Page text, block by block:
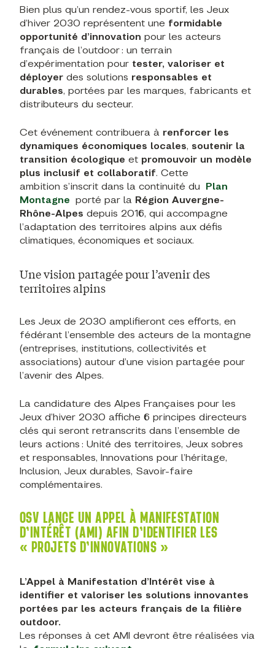
Bien plus qu’un rendez-vous sportif, les Jeux
d’hiver 2030 représentent une formidable
opportunité d’innovation pour les acteurs
français de l’outdoor : un terrain
d’expérimentation pour tester, valoriser et
déployer des solutions responsables et
durables, portées par les marques, fabricants et
distributeurs du secteur.
Cet événement contribuera à renforcer les
dynamiques économiques locales, soutenir la
transition écologique et promouvoir un modèle
plus inclusif et collaboratif. Cette
ambition s’inscrit dans la continuité du Plan
Montagne porté par la Région Auvergne-
Rhône-Alpes depuis 2016, qui accompagne
l’adaptation des territoires alpins aux défis
climatiques, économiques et sociaux.
Une vision partagée pour l’avenir des
territoires alpins
Les Jeux de 2030 amplifieront ces efforts, en
fédérant l’ensemble des acteurs de la montagne
(entreprises, institutions, collectivités et
associations) autour d’une vision partagée pour
l’avenir des Alpes.
La candidature des Alpes Françaises pour les
Jeux d’hiver 2030 affiche 6 principes directeurs
clés qui seront retranscrits dans l’ensemble de
leurs actions : Unité des territoires, Jeux sobres
et responsables, Innovations pour l’héritage,
Inclusion, Jeux durables, Savoir-faire
complémentaires.
OSV LANCE UN APPEL À MANIFESTATION
D’INTÉRÊT (AMI) AFIN D’IDENTIFIER LES
« PROJETS D’INNOVATIONS »
L’Appel à Manifestation d’Intérêt vise à
identifier et valoriser les solutions innovantes
portées par les acteurs français de la filière
outdoor.
Les réponses à cet AMI devront être réalisées via